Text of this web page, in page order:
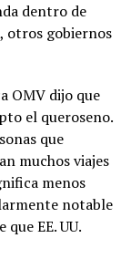
dentro de
otros gobiernos
OMV dijo que
el queroseno.
que
muchos viajes
menos
notable
EE. UU.